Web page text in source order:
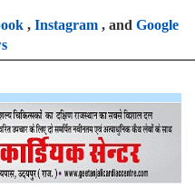
, Instagram, and Google